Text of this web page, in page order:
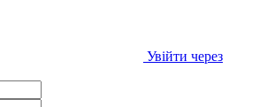
Увійти через